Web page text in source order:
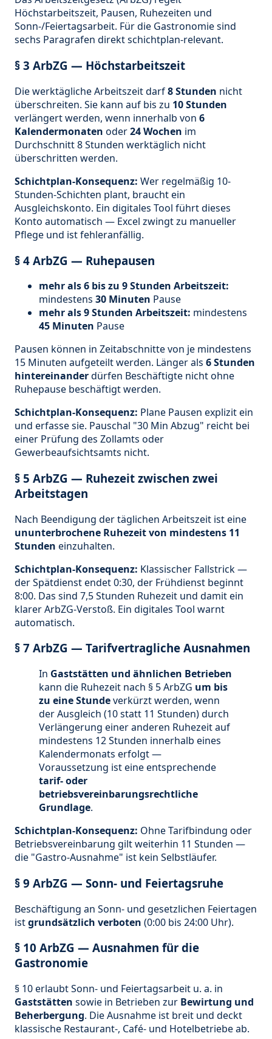
Höchstarbeitszeit, Pausen, Ruhezeiten und
Sonn-/Feiertagsarbeit. Für die Gastronomie sind
sechs Paragrafen direkt schichtplan-relevant.
§ 3 ArbZG — Höchstarbeitszeit
Die werktägliche Arbeitszeit darf8 Stunden nicht
überschreiten. Sie kann auf bis zu 10 Stunden
verlängert werden, wenn innerhalb von 6
Kalendermonaten oder24 Wochen im
Durchschnitt 8 Stunden werktäglich nicht
überschritten werden.
Schichtplan-Konsequenz: Wer regelmäßig 10-
Stunden-Schichten plant, braucht ein
Ausgleichskonto. Ein digitales Tool führt dieses
Konto automatisch — Excel zwingt zu manueller
Pflege und ist fehleranfällig.
§ 4 ArbZG — Ruhepausen
mehr als 6 bis zu 9 Stunden Arbeitszeit:
mindestens 30 Minuten Pause
mehr als 9 Stunden Arbeitszeit: mindestens
45 Minuten Pause
Pausen können in Zeitabschnitte von je mindestens
15 Minuten aufgeteilt werden. Länger als 6 Stunden
hintereinanderdürfen Beschäftigte nicht ohne
Ruhepause beschäftigt werden.
Schichtplan-Konsequenz: Plane Pausen explizit ein
und erfasse sie. Pauschal "30 Min Abzug" reicht bei
einer Prüfung des Zollamts oder
Gewerbeaufsichtsamts nicht.
§ 5 ArbZG — Ruhezeit zwischen zwei
Arbeitstagen
Nach Beendigung der täglichen Arbeitszeit ist eine
ununterbrochene Ruhezeit von mindestens 11
Stunden einzuhalten.
Schichtplan-Konsequenz: Klassischer Fallstrick —
der Spätdienst endet 0:30, der Frühdienst beginnt
8:00. Das sind 7,5 Stunden Ruhezeit und damit ein
klarer ArbZG-Verstoß. Ein digitales Tool warnt
automatisch.
§ 7 ArbZG — Tarifvertragliche Ausnahmen
In Gaststätten und ähnlichen Betrieben
kann die Ruhezeit nach § 5 ArbZG um bis
zu eine Stundeverkürzt werden, wenn
der Ausgleich (10 statt 11 Stunden) durch
Verlängerung einer anderen Ruhezeit auf
mindestens 12 Stunden innerhalb eines
Kalendermonats erfolgt —
Voraussetzung ist eine entsprechende
tarif- oder
betriebsvereinbarungsrechtliche
Grundlage.
Schichtplan-Konsequenz: Ohne Tarifbindung oder
Betriebsvereinbarung gilt weiterhin 11 Stunden —
die "Gastro-Ausnahme" ist kein Selbstläufer.
§ 9 ArbZG — Sonn- und Feiertagsruhe
Beschäftigung an Sonn- und gesetzlichen Feiertagen
istgrundsätzlich verboten (0:00 bis 24:00 Uhr).
§ 10 ArbZG — Ausnahmen für die
Gastronomie
§ 10 erlaubt Sonn- und Feiertagsarbeit u. a. in
Gaststätten sowie in Betrieben zur Bewirtung und
Beherbergung. Die Ausnahme ist breit und deckt
klassische Restaurant-, Café- und Hotelbetriebe ab.